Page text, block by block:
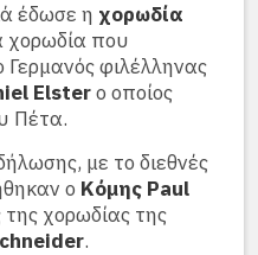
έδωσε η χορωδία
χορωδία που
φιλέλληνας
Elsterο οποίος
Πέτα.
με το διεθνές
ο Κόμης Paul
χορωδίας της
.